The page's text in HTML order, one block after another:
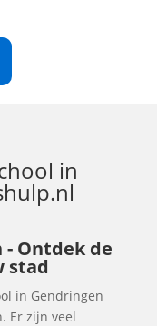
in
- Ontdek de
stad
in Gendringen
Er zijn veel